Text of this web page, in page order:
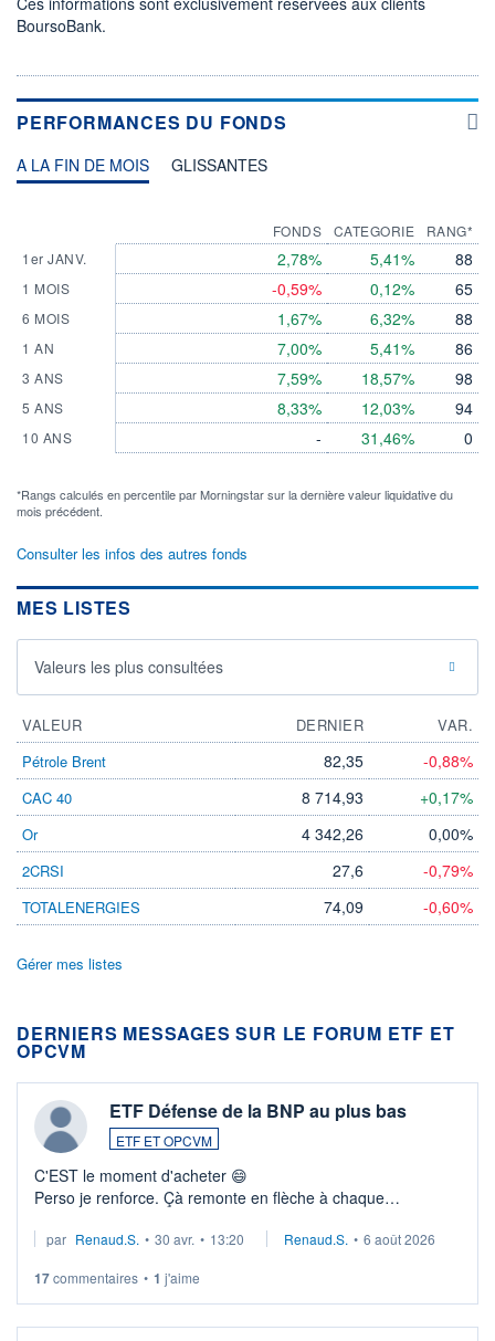
BoursoBank.
PERFORMANCES DU FONDS
A LA FIN DE MOIS GLISSANTES
1er JANV.
1 MOIS
6 MOIS
1 AN
3 ANS
5 ANS
10 ANS
FONDS
2,78%
-0,59%
1,67%
7,00%
7,59%
8,33%
-
CATEGORIE
5,41%
0,12%
6,32%
5,41%
18,57%
12,03%
31,46%
RANG*
88
65
88
86
98
94
0
*Rangs calculés en percentile par Morningstar sur la dernière valeur liquidative du
mois précédent.
Consulter les infos des autres fonds
MES LISTES
Valeurs les plus consultées
VALEUR DERNIER
VAR.
Pétrole Brent
82,35 -0,88%
CAC 40 8 714,93 +0,17%
Or 4 342,26 0,00%
2CRSI 27,6 -0,79%
TOTALENERGIES 74,09 -0,60%
Gérer mes listes
DERNIERS MESSAGES SUR LE FORUM ETF ET
OPCVM
ETF Défense de la BNP au plus bas
ETF ET OPCVM
C'EST le moment d'acheter 😄​
Perso je renforce. Çà remonte en flèche à chaque
Investissement long terme tip top pour sa retraite.
par Renaud.S. • 30 avr. • 13:20 Renaud.S. • 6 août 2026
17commentaires • 1 j'aime